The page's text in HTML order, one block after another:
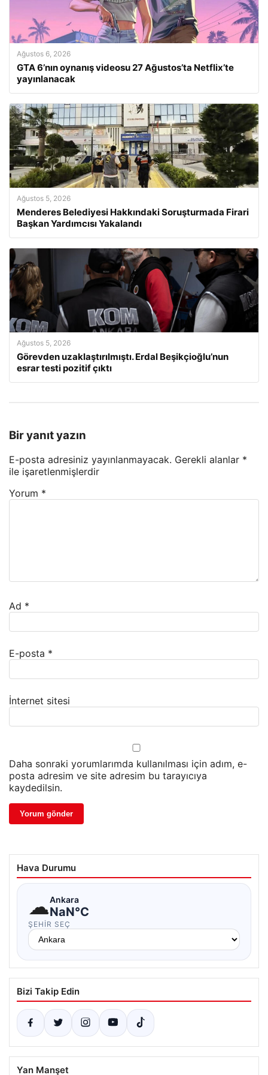
Ağustos 6, 2026
GTA 6’nın oynanış videosu 27 Ağustos’ta Netflix’te
yayınlanacak
Ağustos 5, 2026
Menderes Belediyesi Hakkındaki Soruşturmada Firari
Başkan Yardımcısı Yakalandı
Ağustos 5, 2026
Görevden uzaklaştırılmıştı. Erdal Beşikçioğlu’nun
esrar testi pozitif çıktı
Bir yanıt yazın
E-posta adresiniz yayınlanmayacak. Gerekli alanlar *
ile işaretlenmişlerdir
Yorum *
Ad *
E-posta *
İnternet sitesi
Daha sonraki yorumlarımda kullanılması için adım, e-
posta adresim ve site adresim bu tarayıcıya
kaydedilsin.
Hava Durumu
☁Ankara
NaN°C
ŞEHIR SEÇ
Bizi Takip Edin
Yan Manşet